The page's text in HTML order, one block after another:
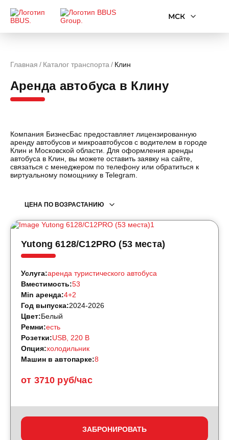
МСК
Главная Каталог транспорта Клин
Аренда автобуса в Клину
Компания БизнесБас предоставляет лицензированную
аренду автобусов и микроавтобусов с водителем в городе
Клин и Московской области. Для оформления аренды
автобуса в Клин, вы можете оставить заявку на сайте,
связаться с менеджером по телефону или обратиться к
виртуальному помощнику в Telegram.
ЦЕНА ПО ВОЗРАСТАНИЮ
Yutong 6128/C12PRO (53 места)
от 3710 руб/час
Услуга:аренда туристического автобуса
Вместимость:53
Min аренда:4+2
Год выпуска:2024-2026
Цвет:Белый
Ремни:есть
Розетки:USB, 220 B
Опция:холодильник
Машин в автопарке:8
ЗАБРОНИРОВАТЬ